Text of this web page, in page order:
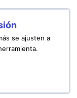
se ajusten a